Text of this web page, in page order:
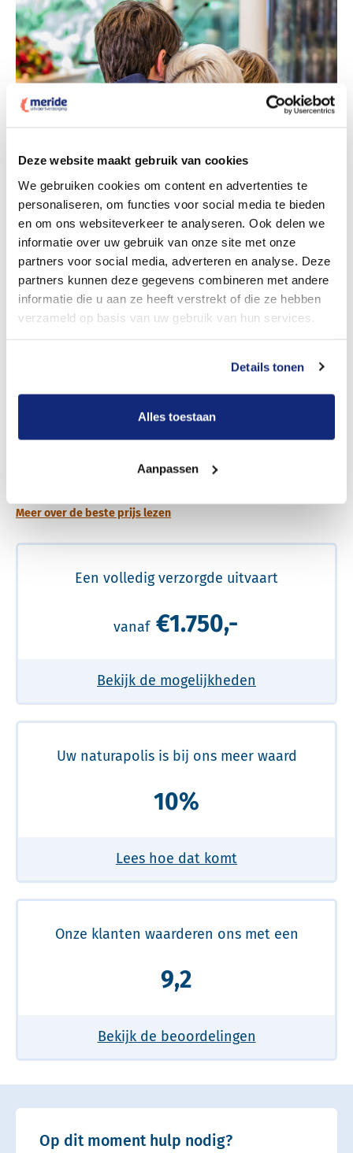
Deze website maakt gebruik van cookies
We gebruiken cookies om content en advertenties te
personaliseren, om functies voor social media te bieden
en om ons websiteverkeer te analyseren. Ook delen we
informatie over uw gebruik van onze site met onze
partners voor social media, adverteren en analyse. Deze
partners kunnen deze gegevens combineren met andere
informatie die u aan ze heeft verstrekt of die ze hebben
verzameld op basis van uw gebruik van hun services.
Details tonen
Alles toestaan
Aanpassen
Dit kost een crematie
Dit kost een begrafenis
Bekijk tarieven voor begrafenis
Meer over de beste prijs lezen
Een volledig verzorgde uitvaart
vanaf €1.750,-
Bekijk de mogelijkheden
Uw naturapolis is bij ons meer waard
10%
Lees hoe dat komt
Onze klanten waarderen ons met een
9,2
Bekijk de beoordelingen
Op dit moment hulp nodig?